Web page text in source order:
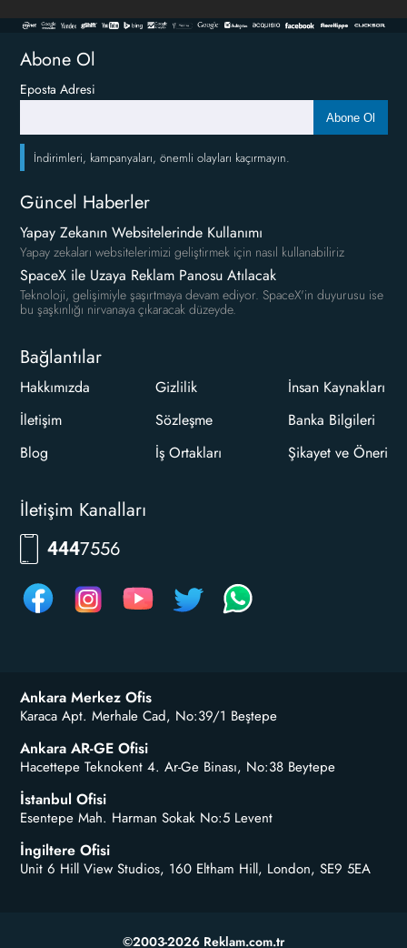
Abone Ol
Eposta Adresi
Abone Ol
İndirimleri, kampanyaları, önemli olayları kaçırmayın.
Güncel Haberler
Yapay Zekanın Websitelerinde Kullanımı
Yapay zekaları websitelerimizi geliştirmek için nasıl kullanabiliriz
SpaceX ile Uzaya Reklam Panosu Atılacak
Teknoloji, gelişimiyle şaşırtmaya devam ediyor. SpaceX'in duyurusu ise
bu şaşkınlığı nirvanaya çıkaracak düzeyde.
Bağlantılar
Hakkımızda
İletişim
Blog
Gizlilik
Sözleşme
İş Ortakları
İnsan Kaynakları
Banka Bilgileri
Şikayet ve Öneri
İletişim Kanalları
444RKLM
Ankara Merkez Ofis
Karaca Apt. Merhale Cad, No:39/1 Beştepe
Ankara AR-GE Ofisi
Hacettepe Teknokent 4. Ar-Ge Binası, No:38 Beytepe
İstanbul Ofisi
Esentepe Mah. Harman Sokak No:5 Levent
İngiltere Ofisi
Unit 6 Hill View Studios, 160 Eltham Hill, London, SE9 5EA
©2003-2026 Reklam.com.tr